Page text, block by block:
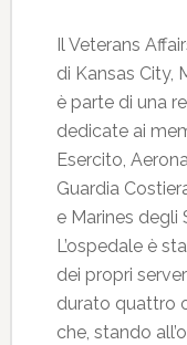
Il Veterans
di Kansas City,
è parte di una
dedicate ai
Esercito,
Guardia
e Marines degli
L’ospedale è
dei propri server
durato quattro
che, stando